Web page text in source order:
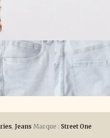
, Jeans Marque : Street One